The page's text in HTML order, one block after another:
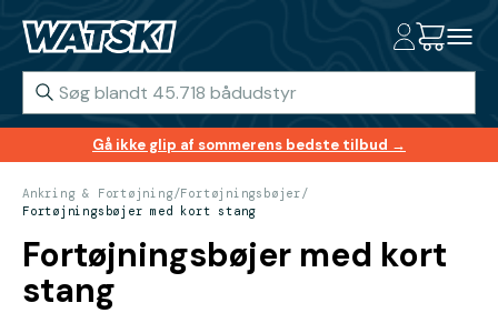
Gå ikke glip af sommerens bedste tilbud →
Ankring & Fortøjning/Fortøjningsbøjer/
Fortøjningsbøjer med kort stang
Fortøjningsbøjer med kort
stang